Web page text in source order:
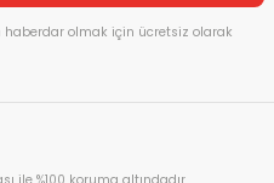
olmak için ücretsiz olarak